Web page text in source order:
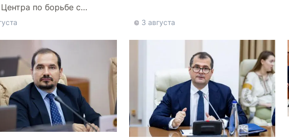
по борьбе с
3 августа